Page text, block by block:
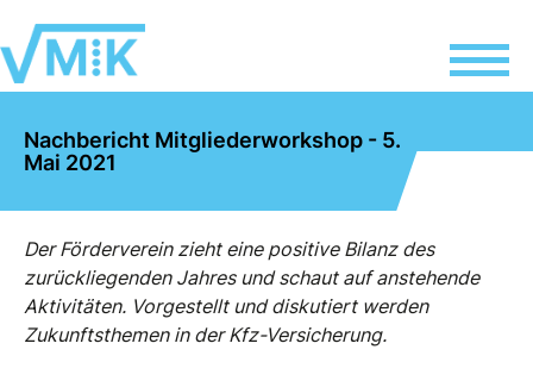
Nachbericht Mitgliederworkshop - 5.
Mai 2021
Der Förderverein zieht eine positive Bilanz des
zurückliegenden Jahres und schaut auf anstehende
Aktivitäten. Vorgestellt und diskutiert werden
Zukunftsthemen in der Kfz-Versicherung.